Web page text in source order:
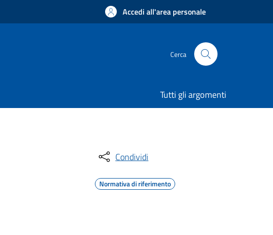
Accedi all'area personale
Cerca
Tutti gli argomenti
Condividi
Normativa di riferimento